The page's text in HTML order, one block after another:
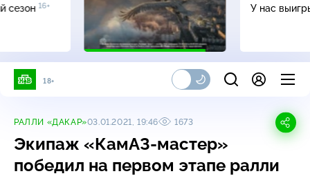
сезон 16+
У нас
18+
РАЛЛИ «ДАКАР»03.01.2021, 19:46 1673
Экипаж «КамАЗ-мастер»
победил на первом этапе ралли